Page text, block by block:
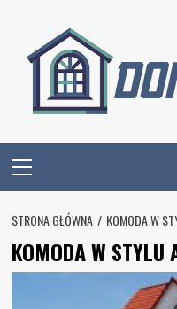
content
Menu
STRONA GŁÓWNA KOMODA W
KOMODA W STYLU